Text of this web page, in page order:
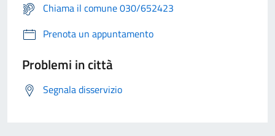
Chiama il comune 030/652423
Prenota un appuntamento
Problemi in città
Segnala disservizio